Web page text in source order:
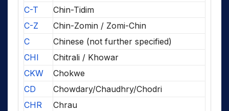
C-T
Chin-Tidim
C-Z
Chin-Zomin / Zomi-Chin
C
Chinese (not further specified)
CHI
Chitrali / Khowar
CKW
Chokwe
CD
Chowdary/Chaudhry/Chodri
CHR
Chrau